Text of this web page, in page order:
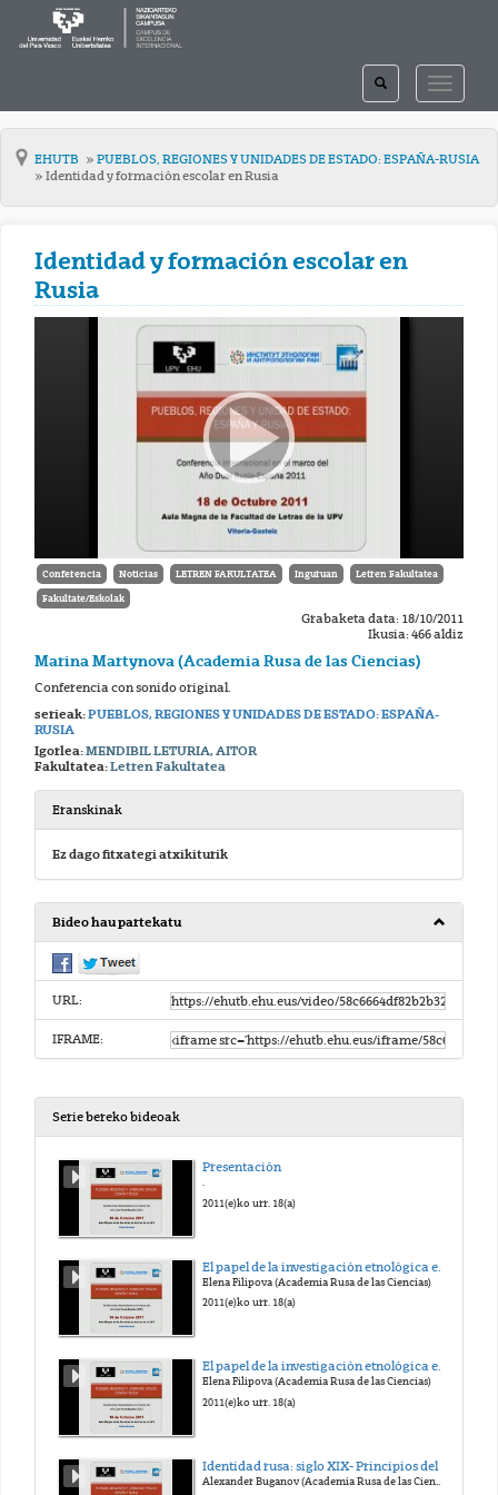
TOGGLE
TOGGLE
SEARCH
EHUTB
PUEBLOS, REGIONES Y UNIDADES DE ESTADO: ESPAÑA-RUSIA
Identidad y formación escolar en Rusia
Identidad y formación escolar en
Rusia
Conferencia Noticias LETREN FAKULTATEA Inguruan Letren Fakultatea
Fakultate/Eskolak
Grabaketa data: 18/10/2011
Ikusia: 466 aldiz
Marina Martynova (Academia Rusa de las Ciencias)
Conferencia con sonido original.
serieak:PUEBLOS, REGIONES Y UNIDADES DE ESTADO: ESPAÑA-
RUSIA
Igorlea:MENDIBIL LETURIA, AITOR
Fakultatea:Letren Fakultatea
Eranskinak
Ez dago fitxategi atxikiturik
Bideo hau partekatu
URL:
IFRAME:
Serie bereko bideoak
Presentación
.
2011(e)ko urr. 18(a)
Elena Filipova (Academia Rusa de las Ciencias)
2011(e)ko urr. 18(a)
El papel de la investigación etnológica en el estudio de los conflictos étnicos (traducción al español)
Elena Filipova (Academia Rusa de las Ciencias)
2011(e)ko urr. 18(a)
Alexander Buganov (Academia Rusa de las Ciencias)